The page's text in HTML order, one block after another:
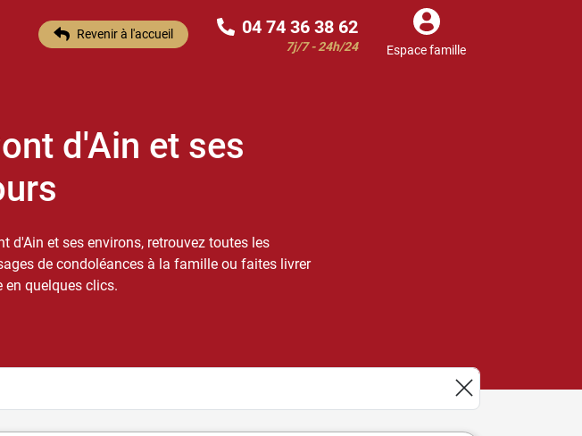
Revenir à l'accueil 04 74 36 38 62
7j/7 - 24h/24 Espace famille
d'Ain et ses
d'Ain et ses environs, retrouvez toutes les
de condoléances à la famille ou faites livrer
en quelques clics.